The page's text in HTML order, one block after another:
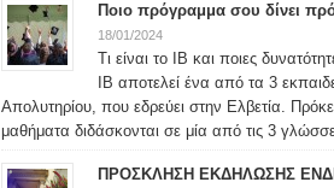
Ποιο πρόγραμμα σου δίνει
18/01/2024
Τι είναι το IB και ποιες
IB αποτελεί ένα από τα 3
Απολυτηρίου, που εδρεύει στην Ελβετία.
μαθήματα διδάσκονται σε μία από τις 3
ΠΡΟΣΚΛΗΣΗ ΕΚΔΗΛΩΣΗΣ